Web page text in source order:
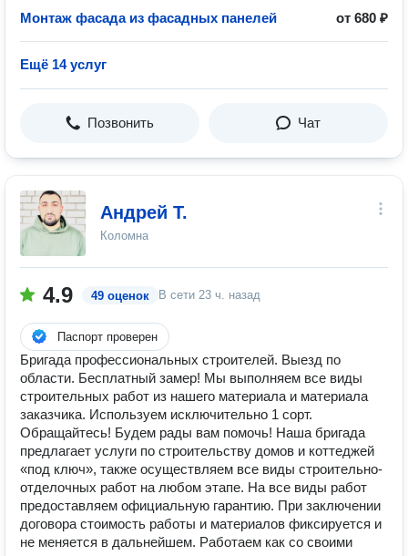
Монтаж фасада из фасадных панелей от 680 ₽
Ещё 14 услуг
Позвонить Чат
Андрей Т.
Коломна
4.9 49 оценок В сети 23 ч. назад
Паспорт проверен
Бригада профессиональных строителей. Выезд по
области. Бесплатный замер! Мы выполняем все виды
строительных работ из нашего материала и материала
заказчика. Используем исключительно 1 сорт.
Обращайтесь! Будем рады вам помочь! Наша бригада
предлагает услуги по строительству домов и коттеджей
«под ключ», также осуществляем все виды строительно-
отделочных работ на любом этапе. На все виды работ
предоставляем официальную гарантию. При заключении
договора стоимость работы и материалов фиксируется и
не меняется в дальнейшем. Работаем как со своими